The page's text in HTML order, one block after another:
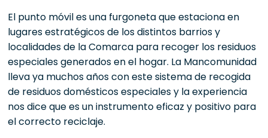
El punto móvil es una furgoneta que estaciona en
lugares estratégicos de los distintos barrios y
localidades de la Comarca para recoger los residuos
especiales generados en el hogar. La Mancomunidad
lleva ya muchos años con este sistema de recogida
de residuos domésticos especiales y la experiencia
nos dice que es un instrumento eficaz y positivo para
el correcto reciclaje.